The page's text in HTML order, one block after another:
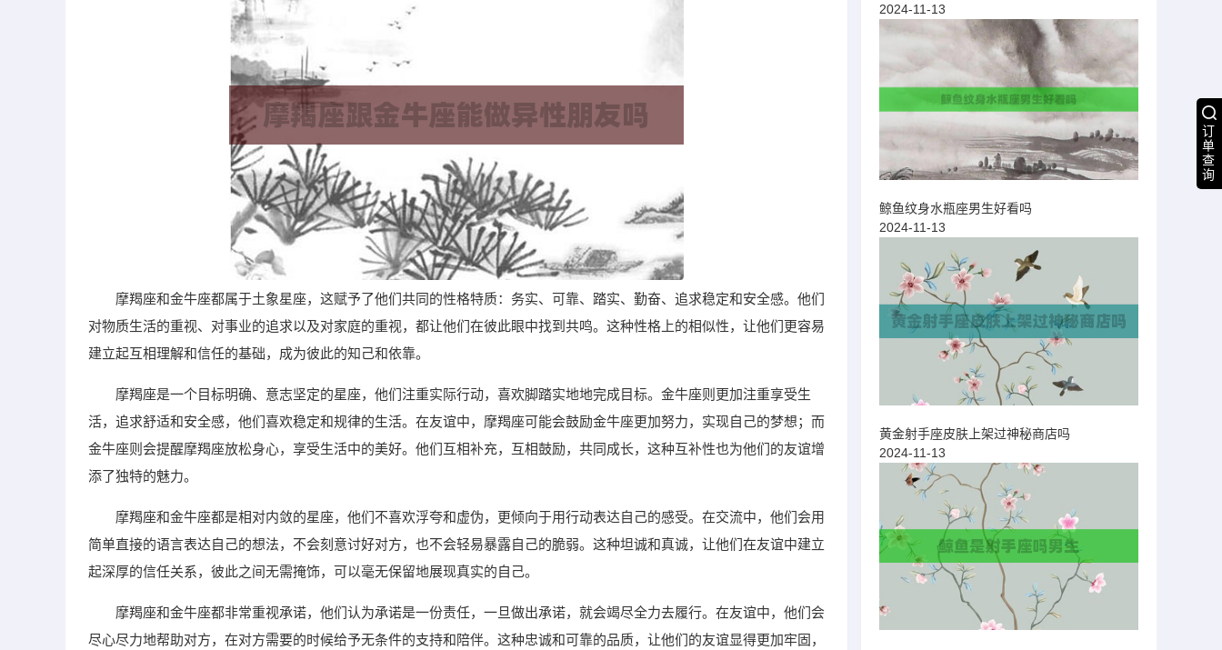
订
单
查
询
摩羯座和金牛座都属于土象星座，这赋予了他们共同的性格特质：务实、可靠、踏实、勤奋、追求稳定和安全感。他们
对物质生活的重视、对事业的追求以及对家庭的重视，都让他们在彼此眼中找到共鸣。这种性格上的相似性，让他们更容易
建立起互相理解和信任的基础，成为彼此的知己和依靠。
摩羯座是一个目标明确、意志坚定的星座，他们注重实际行动，喜欢脚踏实地地完成目标。金牛座则更加注重享受生
活，追求舒适和安全感，他们喜欢稳定和规律的生活。在友谊中，摩羯座可能会鼓励金牛座更加努力，实现自己的梦想；而
金牛座则会提醒摩羯座放松身心，享受生活中的美好。他们互相补充，互相鼓励，共同成长，这种互补性也为他们的友谊增
添了独特的魅力。
摩羯座和金牛座都是相对内敛的星座，他们不喜欢浮夸和虚伪，更倾向于用行动表达自己的感受。在交流中，他们会用
简单直接的语言表达自己的想法，不会刻意讨好对方，也不会轻易暴露自己的脆弱。这种坦诚和真诚，让他们在友谊中建立
起深厚的信任关系，彼此之间无需掩饰，可以毫无保留地展现真实的自己。
摩羯座和金牛座都非常重视承诺，他们认为承诺是一份责任，一旦做出承诺，就会竭尽全力去履行。在友谊中，他们会
尽心尽力地帮助对方，在对方需要的时候给予无条件的支持和陪伴。这种忠诚和可靠的品质，让他们的友谊显得更加牢固，
2024-11-13
鲸鱼纹身水瓶座男生好看吗
2024-11-13
黄金射手座皮肤上架过神秘商店吗
2024-11-13